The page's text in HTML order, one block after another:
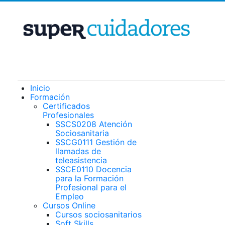
Inicio
Formación
Certificados
Profesionales
SSCS0208 Atención
Sociosanitaria
SSCG0111 Gestión de
llamadas de
teleasistencia
SSCE0110 Docencia
para la Formación
Profesional para el
Empleo
Cursos Online
Cursos sociosanitarios